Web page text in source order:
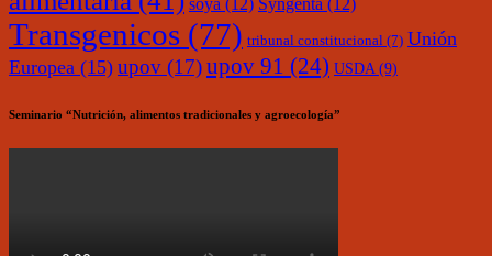
soya (12) Syngenta (12)
Transgenicos (77) tribunal constitucional (7) Unión
Europea (15) upov (17)upov 91 (24) USDA (9)
Seminario “Nutrición, alimentos tradicionales y agroecología”